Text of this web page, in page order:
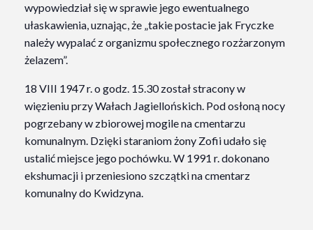
wypowiedział się w sprawie jego ewentualnego
ułaskawienia, uznając, że „takie postacie jak Fryczke
należy wypalać z organizmu społecznego rozżarzonym
żelazem”.
18 VIII 1947 r. o godz. 15.30 został stracony w
więzieniu przy Wałach Jagiellońskich. Pod osłoną nocy
pogrzebany w zbiorowej mogile na cmentarzu
komunalnym. Dzięki staraniom żony Zofii udało się
ustalić miejsce jego pochówku. W 1991 r. dokonano
ekshumacji i przeniesiono szczątki na cmentarz
komunalny do Kwidzyna.